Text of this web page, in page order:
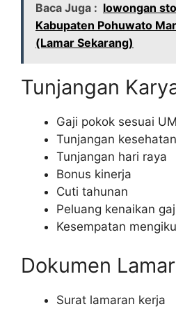
Baca Juga : lowongan
Kabupaten Pohuwato
(Lamar Sekarang)
Tunjangan
Gaji pokok sesuai
Tunjangan kesehatan
Tunjangan hari raya
Bonus kinerja
Cuti tahunan
Peluang kenaikan
Kesempatan
Dokumen
Surat lamaran kerja